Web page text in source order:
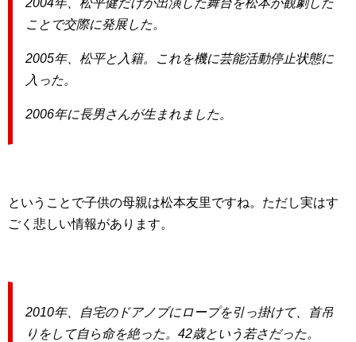
2004年、松平健だけが出演した舞台を松本が観劇した
ことで交際に発展した。
2005年、松平と入籍。これを機に芸能活動停止状態に
入った。
2006年に長男さんが生まれました。
ということで子供の母親は松本友里ですね。ただし実はす
ごく悲しい情報があります。
2010年、自宅のドアノブにロープを引っ掛けて、首吊
りをして自ら命を絶った。42歳という若さだった。